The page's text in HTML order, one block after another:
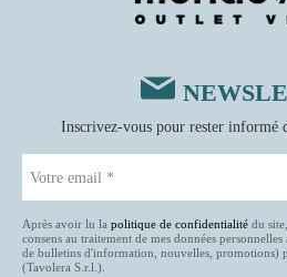
Inscrivez-vous pour rester informé
Après avoir lu la politique de confidentialité du
consens au traitement de mes données
de bulletins d'information, nouvelles, promotions)
(Tavolera S.r.l.).